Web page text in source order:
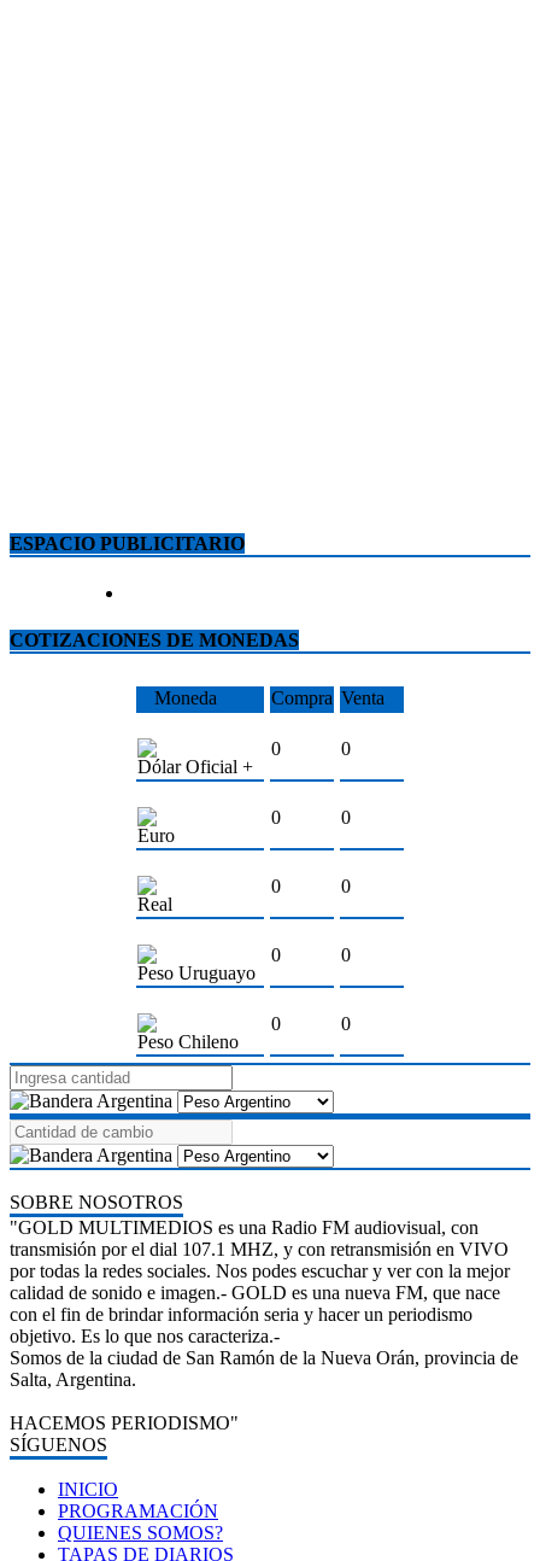
ESPACIO PUBLICITARIO
COTIZACIONES DE MONEDAS
Moneda Compra Venta
Dólar Oficial +
0 0
Euro
0 0
Real
0 0
Peso Uruguayo
0 0
Peso Chileno
0 0
SOBRE NOSOTROS
"GOLD MULTIMEDIOS es una Radio FM audiovisual, con
transmisión por el dial 107.1 MHZ, y con retransmisión en VIVO
por todas la redes sociales. Nos podes escuchar y ver con la mejor
calidad de sonido e imagen.- GOLD es una nueva FM, que nace
con el fin de brindar información seria y hacer un periodismo
objetivo. Es lo que nos caracteriza.-
Somos de la ciudad de San Ramón de la Nueva Orán, provincia de
Salta, Argentina.
HACEMOS PERIODISMO"
SÍGUENOS
INICIO
PROGRAMACIÓN
QUIENES SOMOS?
TAPAS DE DIARIOS